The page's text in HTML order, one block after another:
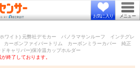
お気に入り メニュー
ワイト) 元弊社デモカー パノラマサンルーフ インテグレ
カーボンファイバートリム カーボンミラーカバー 純正
キャリパー)保冷温カップホルダー
終了しております。